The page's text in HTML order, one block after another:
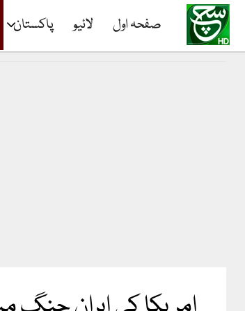
صفحہ اول لائیو پاکستان